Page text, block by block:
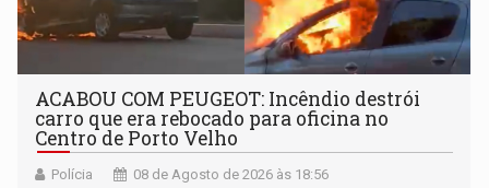
ACABOU COM PEUGEOT: Incêndio destrói
carro que era rebocado para oficina no
Centro de Porto Velho
Polícia 08 de Agosto de 2026 às 18:56